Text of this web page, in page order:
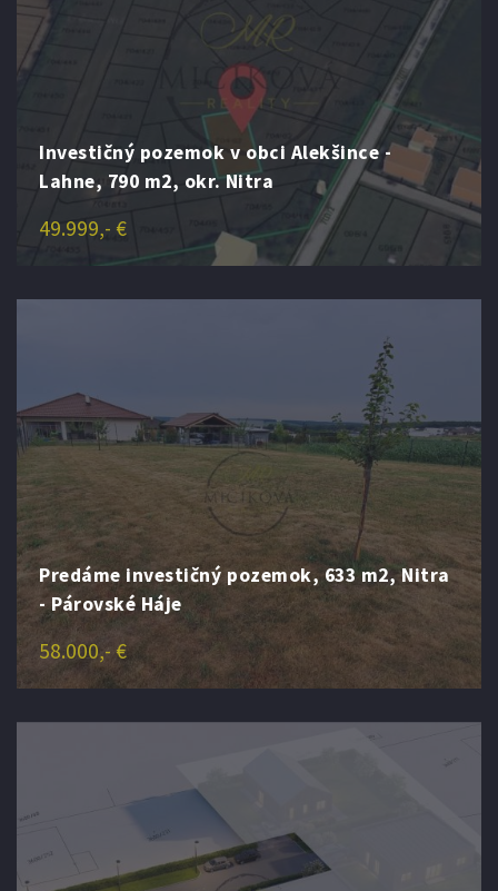
Investičný pozemok v obci Alekšince -
Lahne, 790 m2, okr. Nitra
49.999,- €
Predáme investičný pozemok, 633 m2, Nitra
- Párovské Háje
58.000,- €